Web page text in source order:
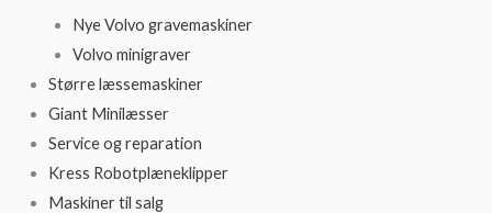
Nye Volvo gravemaskiner
Volvo minigraver
Større læssemaskiner
Giant Minilæsser
Service og reparation
Kress Robotplæneklipper
Maskiner til salg